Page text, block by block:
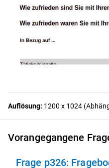
Auflösung: 1200 x 1024
Vorangegangene
Frage p326: